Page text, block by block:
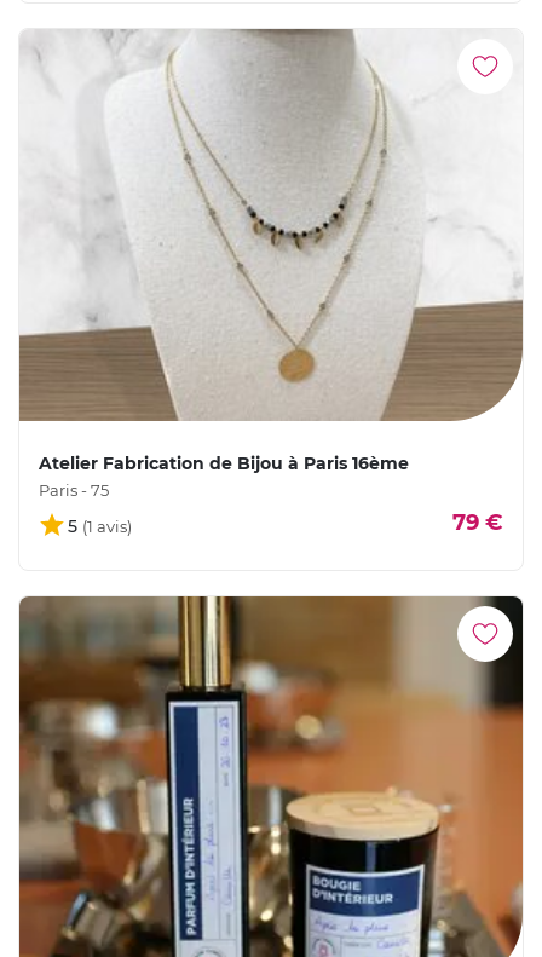
Atelier Fabrication de Bijou à Paris 16ème
Paris - 75
5 79 €